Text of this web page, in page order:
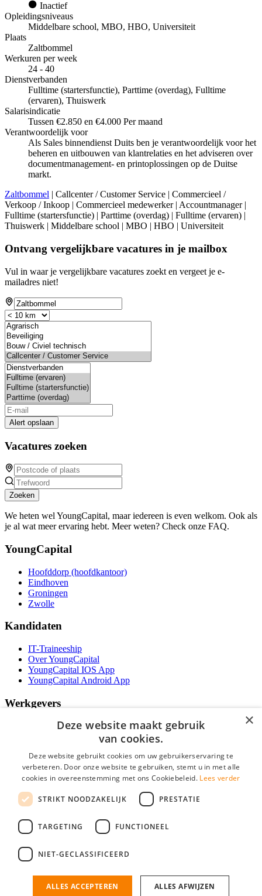
Inactief
Opleidingsniveaus
Middelbare school, MBO, HBO, Universiteit
Plaats
Zaltbommel
Werkuren per week
24 - 40
Dienstverbanden
Fulltime (startersfunctie), Parttime (overdag), Fulltime
(ervaren), Thuiswerk
Salarisindicatie
Tussen €2.850 en €4.000 Per maand
Verantwoordelijk voor
Als Sales binnendienst Duits ben je verantwoordelijk voor het
beheren en uitbouwen van klantrelaties en het adviseren over
documentmanagement- en printoplossingen op de Duitse
markt.
Zaltbommel | Callcenter / Customer Service | Commercieel /
Verkoop / Inkoop | Commercieel medewerker | Accountmanager |
Fulltime (startersfunctie) | Parttime (overdag) | Fulltime (ervaren) |
Thuiswerk | Middelbare school | MBO | HBO | Universiteit
Ontvang vergelijkbare vacatures in je mailbox
Vul in waar je vergelijkbare vacatures zoekt en vergeet je e-
mailadres niet!
Alert opslaan
Vacatures zoeken
Zoeken
We heten wel YoungCapital, maar iedereen is even welkom. Ook als
je al wat meer ervaring hebt. Meer weten? Check onze FAQ.
YoungCapital
Hoofddorp (hoofdkantoor)
Eindhoven
Groningen
Zwolle
Kandidaten
IT-Traineeship
Over YoungCapital
YoungCapital IOS App
YoungCapital Android App
Werkgevers
Het concept
Contractvormen
Brochure aanvragen
Vacature aanmelden
F.A.Q.
Social
×
Deze website maakt gebruik
van cookies.
Deze website gebruikt cookies om uw gebruikerservaring te
verbeteren. Door onze website te gebruiken, stemt u in met alle
cookies in overeenstemming met ons Cookiebeleid. Lees verder
STRIKT NOODZAKELIJK PRESTATIE
TARGETING FUNCTIONEEL
NIET-GECLASSIFICEERD
ALLES ACCEPTEREN ALLES AFWIJZEN